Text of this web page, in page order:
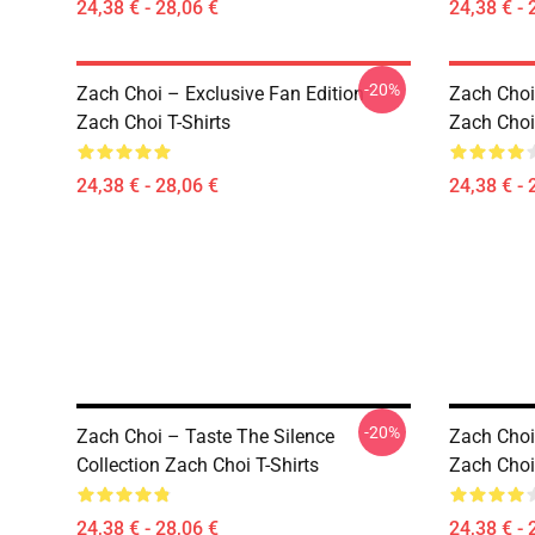
24,38 € - 28,06 € 24,38 € -
Zach Choi – Exclusive Fan Edition
Zach Choi T-Shirts
24,38 € - 28,06 €
-20%
Zach
Zach
24,38 € -
Zach Choi – Taste The Silence
Collection Zach Choi T-Shirts
24,38 € - 28,06 €
-20%
Zach
Zach
24,38 € -